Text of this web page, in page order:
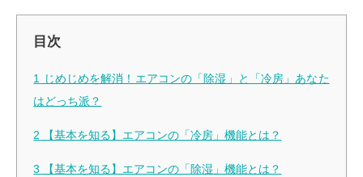
目次
1
じめじめを解消！エアコンの「除湿」と「冷房」あなた
はどっち派？
2 【基本を知る】エアコンの「冷房」機能とは？
3 【基本を知る】エアコンの「除湿」機能とは？